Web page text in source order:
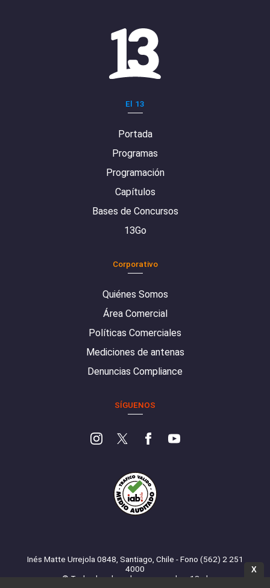
El 13
Portada
Programas
Programación
Capítulos
Bases de Concursos
13Go
Corporativo
Quiénes Somos
Área Comercial
Políticas Comerciales
Mediciones de antenas
Denuncias Compliance
SÍGUENOS
Inés Matte Urrejola 0848, Santiago, Chile - Fono (562) 2 251
4000
© Todos los derechos reservados. 13.cl
X